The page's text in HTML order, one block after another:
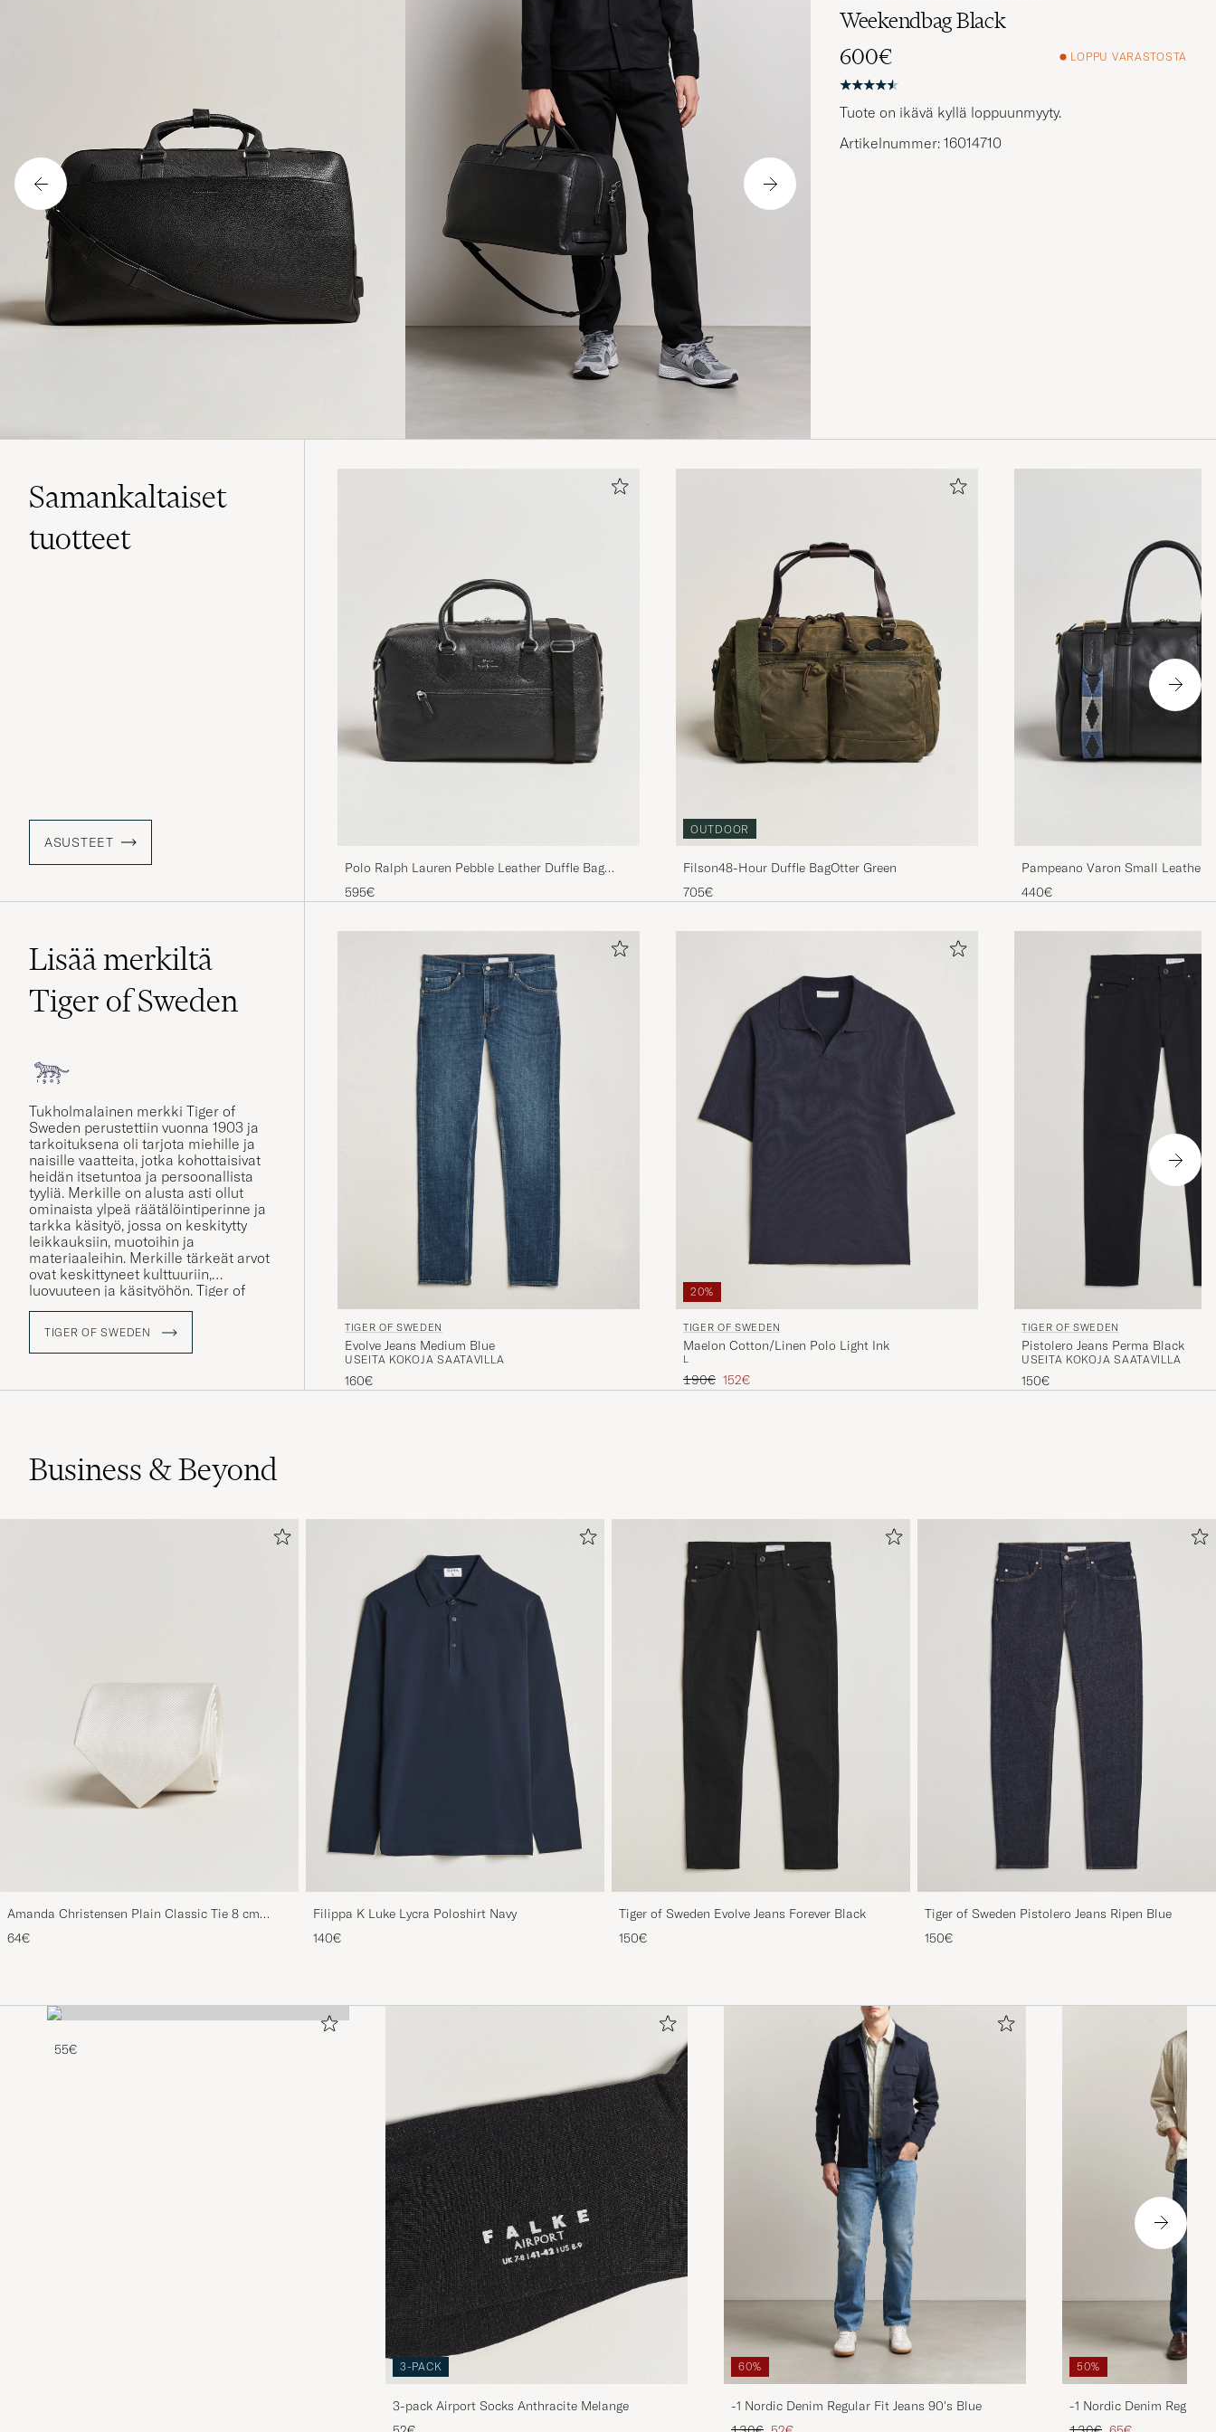
Weekendbag Black
600€
LOPPU VARASTOSTA
Tuote on ikävä kyllä loppuunmyyty.
Artikelnummer: 16014710
Samankaltaiset
tuotteet
ASUSTEET
Polo Ralph Lauren Pebble Leather Duffle Bag
Svart
595€
OUTDOOR
Filson48-Hour Duffle BagOtter Green
705€
Pampeano Varon Small Leather
Black
440€
Lisää merkiltä
Tiger of Sweden
Tukholmalainen merkki Tiger of
Sweden perustettiin vuonna 1903 ja
tarkoituksena oli tarjota miehille ja
naisille vaatteita, jotka kohottaisivat
heidän itsetuntoa ja persoonallista
tyyliä. Merkille on alusta asti ollut
ominaista ylpeä räätälöintiperinne ja
tarkka käsityö, jossa on keskitytty
leikkauksiin, muotoihin ja
materiaaleihin. Merkille tärkeät arvot
ovat keskittyneet kulttuuriin,
luovuuteen ja käsityöhön. Tiger of
Sweden pyrkii kehittymään jatkuvasti
henkistenkin arvojen kohdalla.
TIGER OF SWEDEN TIGER OF SWEDEN
Evolve Jeans Medium Blue
USEITA KOKOJA SAATAVILLA
160€
20%
TIGER OF SWEDEN
Maelon Cotton/Linen Polo Light Ink
L
Tavallinen hinta
190€ Alennettu hinta
152€
TIGER OF SWEDEN
Pistolero Jeans Perma Black
USEITA KOKOJA SAATAVILLA
150€
Business & Beyond
Amanda Christensen Plain Classic Tie 8 cm
White
64€
Filippa K Luke Lycra Poloshirt Navy
140€
Tiger of Sweden Evolve Jeans Forever Black
150€
Tiger of Sweden Pistolero Jeans Ripen Blue
150€
55€
3-PACK
3-pack Airport Socks Anthracite Melange
60%
-1 Nordic Denim Regular Fit Jeans 90's Blue
50%
-1 Nordic Denim Regular